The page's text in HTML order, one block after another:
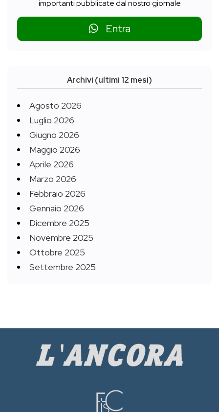
importanti pubblicate dal nostro giornale
Entra
Archivi (ultimi 12 mesi)
Agosto 2026
Luglio 2026
Giugno 2026
Maggio 2026
Aprile 2026
Marzo 2026
Febbraio 2026
Gennaio 2026
Dicembre 2025
Novembre 2025
Ottobre 2025
Settembre 2025